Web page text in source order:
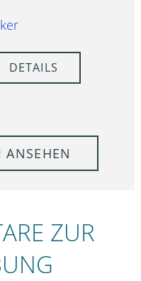
DETAILS
ANSEHEN
ZUR